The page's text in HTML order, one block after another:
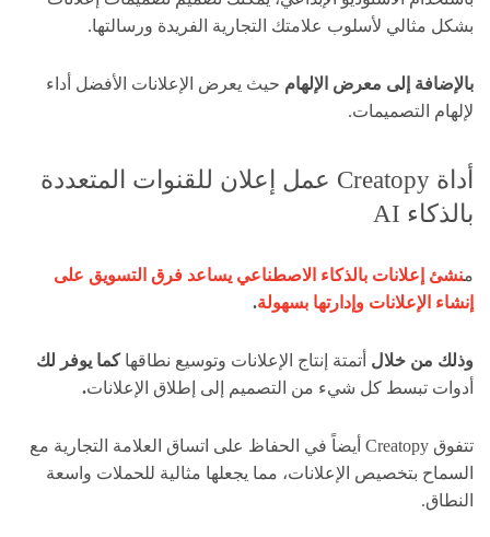
بشكل مثالي لأسلوب علامتك التجارية الفريدة ورسالتها.
بالإضافة إلى معرض الإلهام حيث يعرض الإعلانات الأفضل أداء
لإلهام التصميمات.
أداة Creatopy عمل إعلان للقنوات المتعددة
بالذكاء AI
منشئ إعلانات بالذكاء الاصطناعي يساعد فرق التسويق على
إنشاء الإعلانات وإدارتها بسهولة.
وذلك من خلال أتمتة إنتاج الإعلانات وتوسيع نطاقها كما يوفر لك
أدوات تبسط كل شيء من التصميم إلى إطلاق الإعلانات.
تتفوق Creatopy أيضاً في الحفاظ على اتساق العلامة التجارية مع
السماح بتخصيص الإعلانات، مما يجعلها مثالية للحملات واسعة
النطاق.